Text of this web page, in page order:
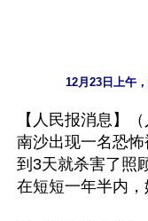
【人民报消息】
南沙出现一名恐
到3天就杀害了照
在短短一年半内，